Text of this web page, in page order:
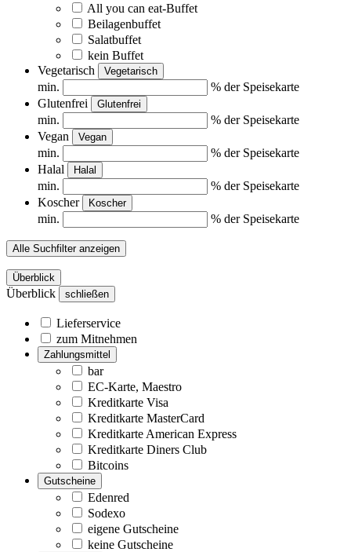
All you can eat-Buffet
Beilagenbuffet
Salatbuffet
kein Buffet
Vegetarisch
Vegetarisch
min.
% der Speisekarte
Glutenfrei
Glutenfrei
min.
% der Speisekarte
Vegan
Vegan
min.
% der Speisekarte
Halal
Halal
min.
% der Speisekarte
Koscher
Koscher
min. % der Speisekarte
Alle Suchfilter anzeigen
Überblick
Überblick schließen
Lieferservice
zum Mitnehmen
Zahlungsmittel
bar
EC-Karte, Maestro
Kreditkarte Visa
Kreditkarte MasterCard
Kreditkarte American Express
Kreditkarte Diners Club
Bitcoins
Gutscheine
Edenred
Sodexo
eigene Gutscheine
keine Gutscheine